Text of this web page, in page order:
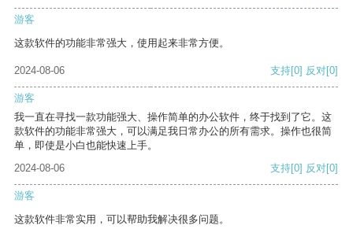
游客
这款软件的功能非常强大，使用起来非常方便。
2024-08-06 支持[0] 反对[0]
游客
我一直在寻找一款功能强大、操作简单的办公软件，终于找到了它。这
款软件的功能非常强大，可以满足我日常办公的所有需求。操作也很简
单，即使是小白也能快速上手。
2024-08-06
支持[0] 反对[0]
游客
这款软件非常实用，可以帮助我解决很多问题。